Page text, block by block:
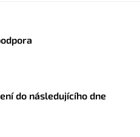
do následujícího dne